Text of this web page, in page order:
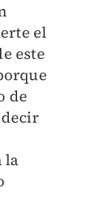
el
este
de
la